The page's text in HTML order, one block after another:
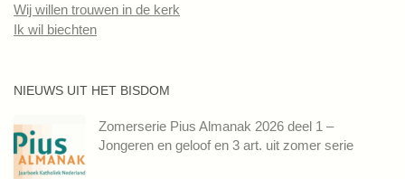
Wij willen trouwen in de kerk
Ik wil biechten
NIEUWS UIT HET BISDOM
Zomerserie Pius Almanak 2026 deel 1 –
Jongeren en geloof en 3 art. uit zomer serie